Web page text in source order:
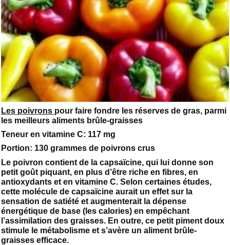
Les poivrons pour faire fondre les réserves de gras, parmi
les meilleurs aliments brûle-graisses
Teneur en vitamine C: 117 mg
Portion: 130 grammes de poivrons crus
Le poivron contient de la capsaïcine, qui lui donne son
petit goût piquant, en plus d’être riche en fibres, en
antioxydants et en vitamine C. Selon certaines études,
cette molécule de capsaïcine aurait un effet sur la
sensation de satiété et augmenterait la dépense
énergétique de base (les calories) en empêchant
l’assimilation des graisses. En outre, ce petit piment doux
stimule le métabolisme et s’avère un aliment brûle-
graisses efficace.